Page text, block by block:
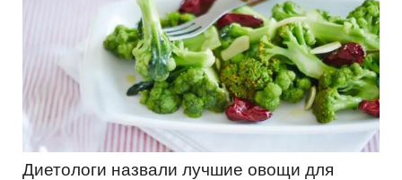
Диетологи назвали лучшие овощи для